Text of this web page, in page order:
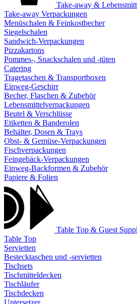
Take-away &
Take-away Verpackungen
Menüschalen & Feinkostbecher
Siegelschalen
Sandwich-Verpackungen
Pizzakartons
Pommes-, Snackschalen und -tüten
Catering
Tragetaschen & Transportboxen
Einweg-Geschirr
Becher, Flaschen & Zubehör
Lebensmittelverpackungen
Beutel & Verschlüsse
Etiketten & Banderolen
Behälter, Dosen & Trays
Obst- & Gemüse-Verpackungen
Fischverpackungen
Feingebäck-Verpackungen
Einweg-Backformen & Zubehör
Papiere & Folien
Table Top & Guest
Table Top
Servietten
Bestecktaschen und -servietten
Tischsets
Tischmitteldecken
Tischläufer
Tischdecken